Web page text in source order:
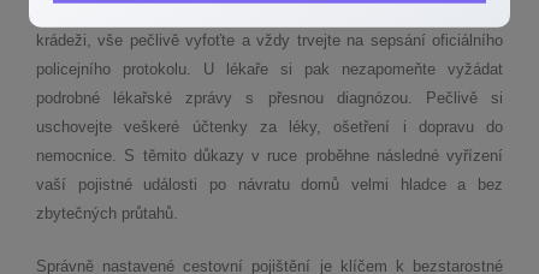
krádeži, vše pečlivě vyfoťte a vždy trvejte na sepsání oficiálního
policejního protokolu. U lékaře si pak nezapomeňte vyžádat
podrobné lékařské zprávy s přesnou diagnózou. Pečlivě si
uschovejte veškeré účtenky za léky, ošetření i dopravu do
nemocnice. S těmito důkazy v ruce proběhne následné vyřízení
vaší pojistné události po návratu domů velmi hladce a bez
zbytečných průtahů.
Správně nastavené cestovní pojištění je klíčem k bezstarostné